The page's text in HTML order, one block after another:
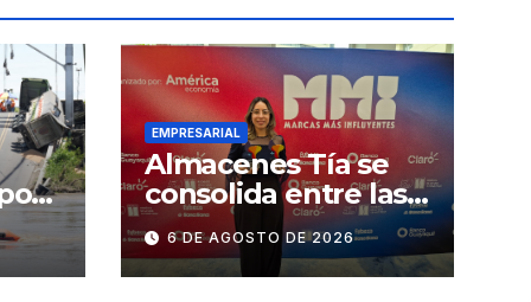
EMPRESARIAL
Almacenes Tía se
consolida entre las
marcas más
influyentes del
Ecuador
6 DE AGOSTO DE 2026